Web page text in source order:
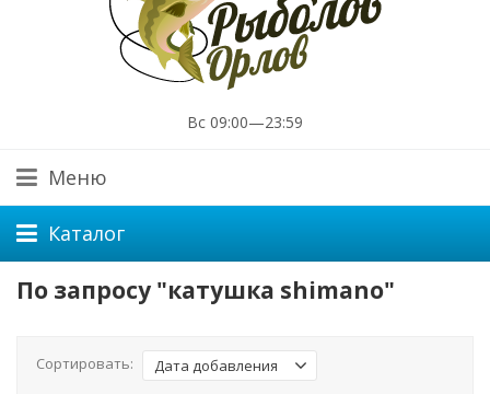
Вс 09:00—23:59
Меню
Каталог
По запросу "катушка shimano"
Сортировать: Дата добавления